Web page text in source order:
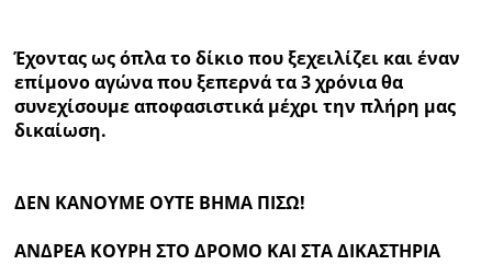
Έχοντας ως όπλα το δίκιο που ξεχειλίζει και έναν
επίμονο αγώνα που ξεπερνά τα 3 χρόνια θα
συνεχίσουμε αποφασιστικά μέχρι την πλήρη μας
δικαίωση.
ΔΕΝ ΚΑΝΟΥΜΕ ΟΥΤΕ ΒΗΜΑ ΠΙΣΩ!
ΑΝΔΡΕΑ ΚΟΥΡΗ ΣΤΟ ΔΡΟΜΟ ΚΑΙ ΣΤΑ ΔΙΚΑΣΤΗΡΙΑ